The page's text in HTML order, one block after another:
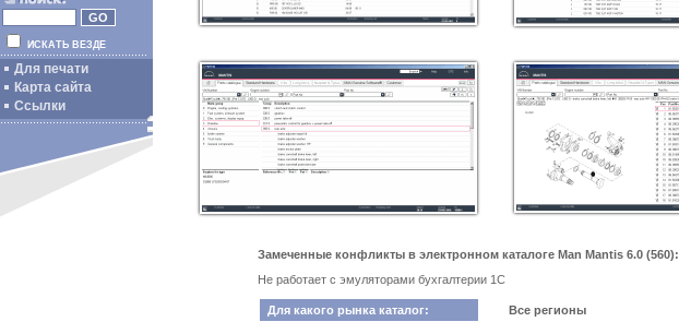
ИСКАТЬ ВЕЗДЕ
Для печати
Карта сайта
Ссылки
Замеченные конфликты в электронном каталоге Man Mantis 6.0 (560):
Не работает с эмуляторами бухгалтерии 1С
Для какого рынка каталог: Все регионы